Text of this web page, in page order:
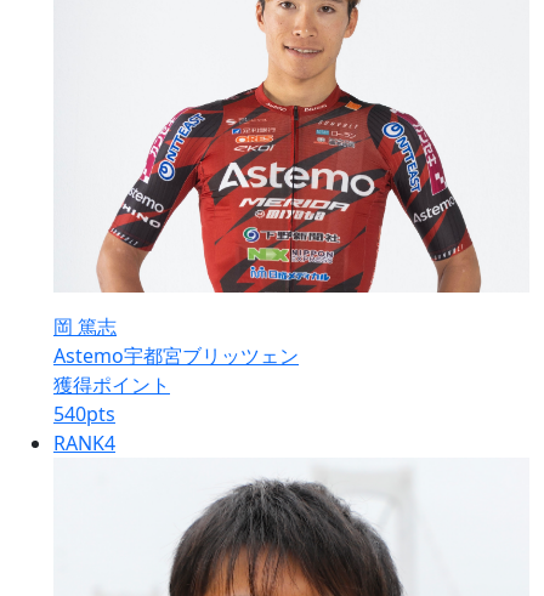
岡 篤志
Astemo宇都宮ブリッツェン
獲得ポイント
540pts
RANK4